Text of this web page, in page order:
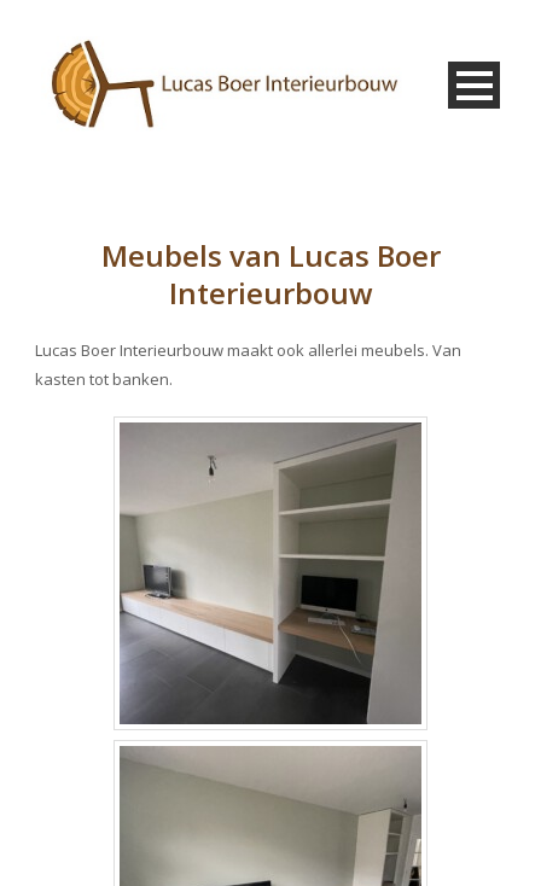
Meubels van Lucas Boer
Interieurbouw
Lucas Boer Interieurbouw maakt ook allerlei meubels. Van
kasten tot banken.